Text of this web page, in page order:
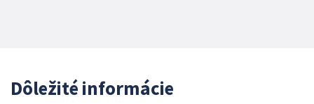
Dôležité informácie